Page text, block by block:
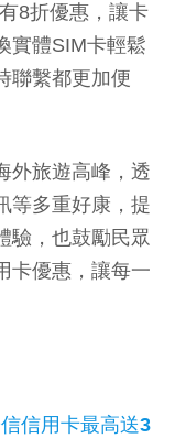
8折優惠，讓卡
實體SIM卡輕鬆
聯繫都更加便
旅遊高峰，透
等多重好康，提
驗，也鼓勵民眾
卡優惠，讓每一
信用卡最高送3